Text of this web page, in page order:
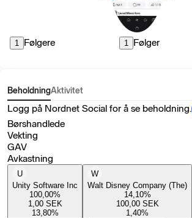
1 Følgere 1 Følger
BeholdningAktivitet
Logg på Nordnet Social for å se beholdning.
Børshandlede
Vekting
GAV
Avkastning
U
Unity Software Inc
100,00%
1,00 SEK
13,80%
W
Walt Disney Company (The)
14,10%
100,00 SEK
1,40%